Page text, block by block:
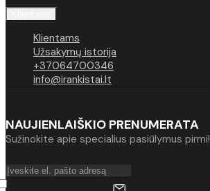
Klientams
Užsakymų istorija
+37064700346
info@irankistai.lt
NAUJIENLAIŠKIO PRENUMERATA
Sužinokite apie specialius pasiūlymus pirmi!